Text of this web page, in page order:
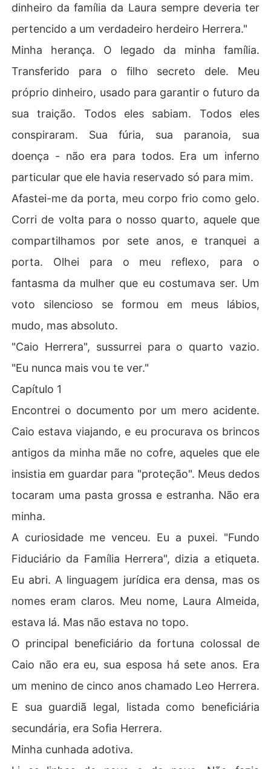
dinheiro da família da Laura sempre deveria ter
pertencido a um verdadeiro herdeiro Herrera."
Minha herança. O legado da minha família.
Transferido para o filho secreto dele. Meu
próprio dinheiro, usado para garantir o futuro da
sua traição. Todos eles sabiam. Todos eles
conspiraram. Sua fúria, sua paranoia, sua
doença - não era para todos. Era um inferno
particular que ele havia reservado só para mim.
Afastei-me da porta, meu corpo frio como gelo.
Corri de volta para o nosso quarto, aquele que
compartilhamos por sete anos, e tranquei a
porta. Olhei para o meu reflexo, para o
fantasma da mulher que eu costumava ser. Um
voto silencioso se formou em meus lábios,
mudo, mas absoluto.
"Caio Herrera", sussurrei para o quarto vazio.
"Eu nunca mais vou te ver."
Capítulo 1
Encontrei o documento por um mero acidente.
Caio estava viajando, e eu procurava os brincos
antigos da minha mãe no cofre, aqueles que ele
insistia em guardar para "proteção". Meus dedos
tocaram uma pasta grossa e estranha. Não era
minha.
A curiosidade me venceu. Eu a puxei. "Fundo
Fiduciário da Família Herrera", dizia a etiqueta.
Eu abri. A linguagem jurídica era densa, mas os
nomes eram claros. Meu nome, Laura Almeida,
estava lá. Mas não estava no topo.
O principal beneficiário da fortuna colossal de
Caio não era eu, sua esposa há sete anos. Era
um menino de cinco anos chamado Leo Herrera.
E sua guardiã legal, listada como beneficiária
secundária, era Sofia Herrera.
Minha cunhada adotiva.